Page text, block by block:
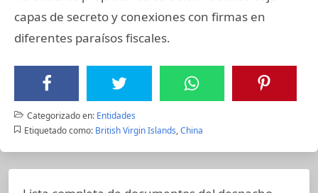
capas de secreto y conexiones con firmas en
diferentes paraísos fiscales.
Categorizado en: Entidades
Etiquetado como: British Virgin Islands,China